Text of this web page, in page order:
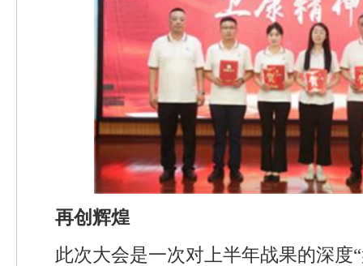
再创辉煌
此次大会是一次对上半年战果的深度